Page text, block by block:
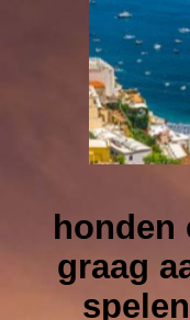
honden
graag